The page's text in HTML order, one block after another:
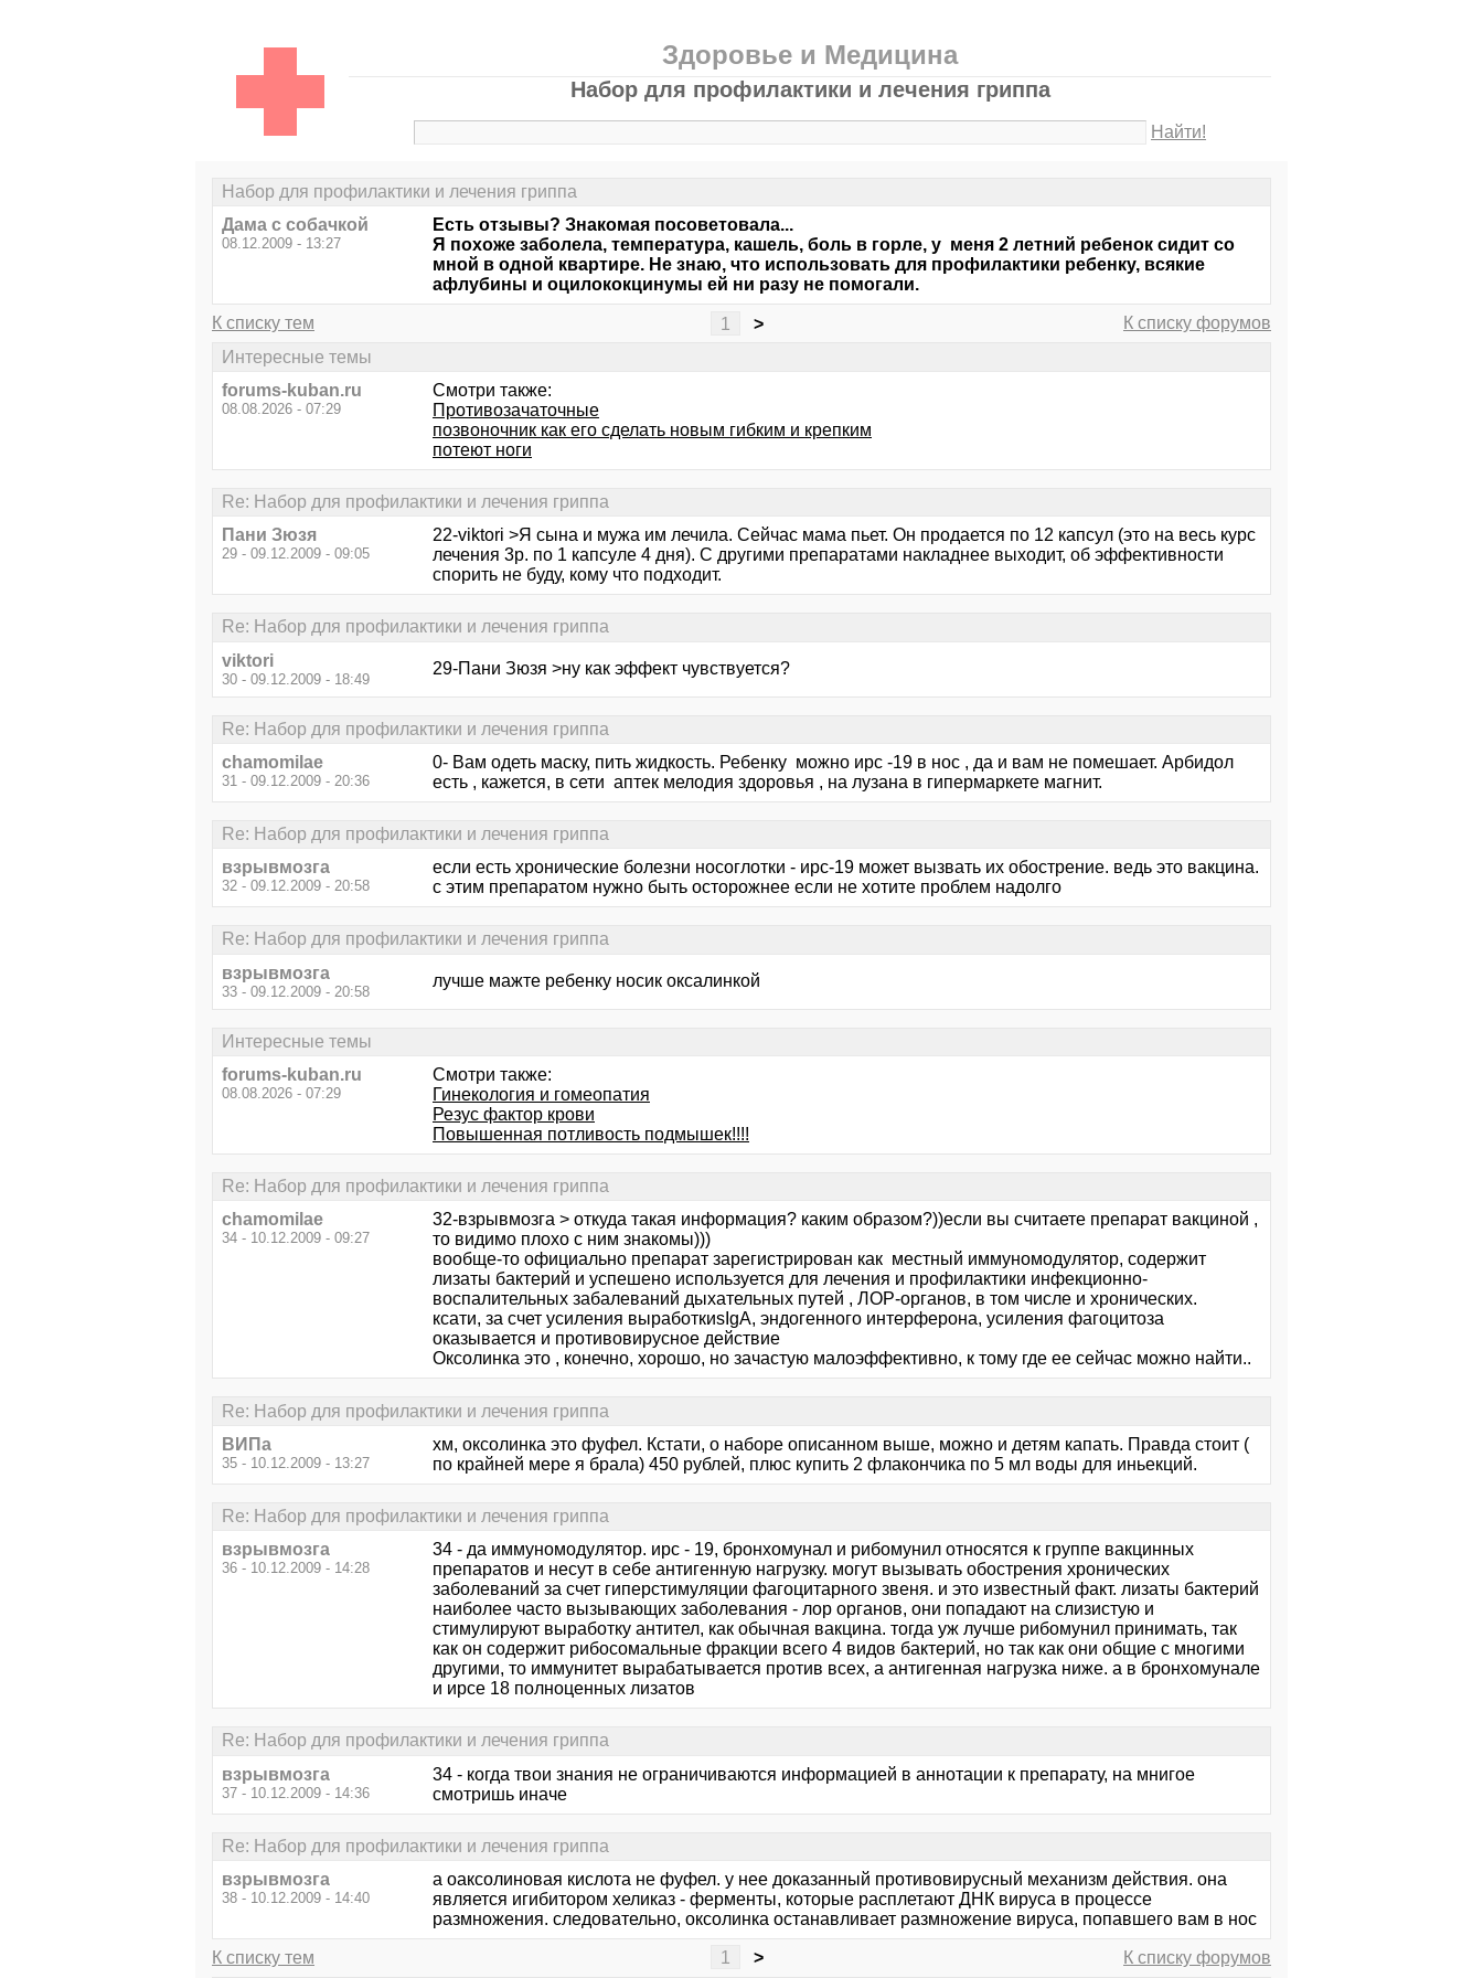
Здоровье и Медицина
Набор для профилактики и лечения гриппа
Найти!
Набор для профилактики и лечения гриппа
Дама с собачкой
08.12.2009 - 13:27
Есть отзывы? Знакомая посоветовала...
Я похоже заболела, температура, кашель, боль в горле, у меня 2 летний ребенок сидит со
мной в одной квартире. Не знаю, что использовать для профилактики ребенку, всякие
афлубины и оцилококцинумы ей ни разу не помогали.
К списку тем 1 >
К списку форумов
Интересные темы
forums-kuban.ru
08.08.2026 - 07:29
Смотри также:
Противозачаточные
позвоночник как его сделать новым гибким и крепким
потеют ноги
Re: Набор для профилактики и лечения гриппа
Пани Зюзя
29 - 09.12.2009 - 09:05
22-viktori >Я сына и мужа им лечила. Сейчас мама пьет. Он продается по 12 капсул (это на весь курс
лечения 3р. по 1 капсуле 4 дня). С другими препаратами накладнее выходит, об эффективности
спорить не буду, кому что подходит.
Re: Набор для профилактики и лечения гриппа
viktori
30 - 09.12.2009 - 18:49
29-Пани Зюзя >ну как эффект чувствуется?
Re: Набор для профилактики и лечения гриппа
chamomilae
31 - 09.12.2009 - 20:36
0- Вам одеть маску, пить жидкость. Ребенку можно ирс -19 в нос , да и вам не помешает. Арбидол
есть , кажется, в сети аптек мелодия здоровья , на лузана в гипермаркете магнит.
Re: Набор для профилактики и лечения гриппа
взрывмозга
32 - 09.12.2009 - 20:58
если есть хронические болезни носоглотки - ирс-19 может вызвать их обострение. ведь это вакцина.
с этим препаратом нужно быть осторожнее если не хотите проблем надолго
Re: Набор для профилактики и лечения гриппа
взрывмозга
33 - 09.12.2009 - 20:58
лучше мажте ребенку носик оксалинкой
Интересные темы
forums-kuban.ru
08.08.2026 - 07:29
Смотри также:
Гинекология и гомеопатия
Резус фактор крови
Повышенная потливость подмышек!!!!
Re: Набор для профилактики и лечения гриппа
chamomilae
34 - 10.12.2009 - 09:27
32-взрывмозга > откуда такая информация? каким образом?))если вы считаете препарат вакциной ,
то видимо плохо с ним знакомы)))
вообще-то официально препарат зарегистрирован как местный иммуномодулятор, содержит
лизаты бактерий и успешено используется для лечения и профилактики инфекционно-
воспалительных забалеваний дыхательных путей , ЛОР-органов, в том числе и хронических.
ксати, за счет усиления выработкиsIgА, эндогенного интерферона, усиления фагоцитоза
оказывается и противовирусное действие
Оксолинка это , конечно, хорошо, но зачастую малоэффективно, к тому где ее сейчас можно найти..
Re: Набор для профилактики и лечения гриппа
ВИПа
35 - 10.12.2009 - 13:27
хм, оксолинка это фуфел. Кстати, о наборе описанном выше, можно и детям капать. Правда стоит (
по крайней мере я брала) 450 рублей, плюс купить 2 флакончика по 5 мл воды для иньекций.
Re: Набор для профилактики и лечения гриппа
взрывмозга
36 - 10.12.2009 - 14:28
34 - да иммуномодулятор. ирс - 19, бронхомунал и рибомунил относятся к группе вакцинных
препаратов и несут в себе антигенную нагрузку. могут вызывать обострения хронических
заболеваний за счет гиперстимуляции фагоцитарного звеня. и это известный факт. лизаты бактерий
наиболее часто вызывающих заболевания - лор органов, они попадают на слизистую и
стимулируют выработку антител, как обычная вакцина. тогда уж лучше рибомунил принимать, так
как он содержит рибосомальные фракции всего 4 видов бактерий, но так как они общие с многими
другими, то иммунитет вырабатывается против всех, а антигенная нагрузка ниже. а в бронхомунале
и ирсе 18 полноценных лизатов
Re: Набор для профилактики и лечения гриппа
взрывмозга
37 - 10.12.2009 - 14:36
34 - когда твои знания не ограничиваются информацией в аннотации к препарату, на мнигое
смотришь иначе
Re: Набор для профилактики и лечения гриппа
взрывмозга
38 - 10.12.2009 - 14:40
а оаксолиновая кислота не фуфел. у нее доказанный противовирусный механизм действия. она
является игибитором хеликаз - ферменты, которые расплетают ДНК вируса в процессе
размножения. следовательно, оксолинка останавливает размножение вируса, попавшего вам в нос
К списку тем 1 > К списку форумов